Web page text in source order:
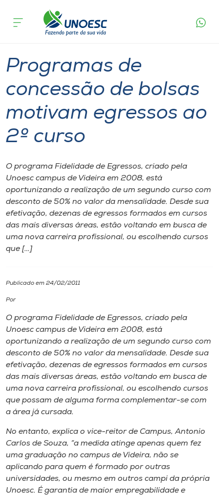
Cursos
Atendimento ao Estudante
Portal de Ensino
A
Internacionalização
I.nova
Cultura
CPA
Biblioteca
Editora
Rádio
Museu
Unoesc
Store
acontece
Programas de
concessão de bolsas
motivam egressos ao
2º curso
O programa Fidelidade de Egressos, criado pela
Unoesc campus de Videira em 2008, está
oportunizando a realização de um segundo curso com
desconto de 50% no valor da mensalidade. Desde sua
efetivação, dezenas de egressos formados em cursos
das mais diversas áreas, estão voltando em busca de
uma nova carreira profissional, ou escolhendo cursos
que […]
Publicado em 24/02/2011
Por
O programa Fidelidade de Egressos, criado pela
Unoesc campus de Videira em 2008, está
oportunizando a realização de um segundo curso com
desconto de 50% no valor da mensalidade. Desde sua
efetivação, dezenas de egressos formados em cursos
das mais diversas áreas, estão voltando em busca de
uma nova carreira profissional, ou escolhendo cursos
que possam de alguma forma complementar-se com
a área já cursada.
No entanto, explica o vice-reitor de Campus, Antonio
Carlos de Souza, “a medida atinge apenas quem fez
uma graduação no campus de Videira, não se
aplicando para quem é formado por outras
universidades, ou mesmo em outros campi da própria
Unoesc. É garantia de maior empregabilidade e